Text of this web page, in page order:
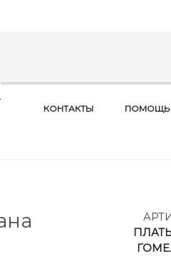
КОНТАКТЫ ПОМОЩЬ